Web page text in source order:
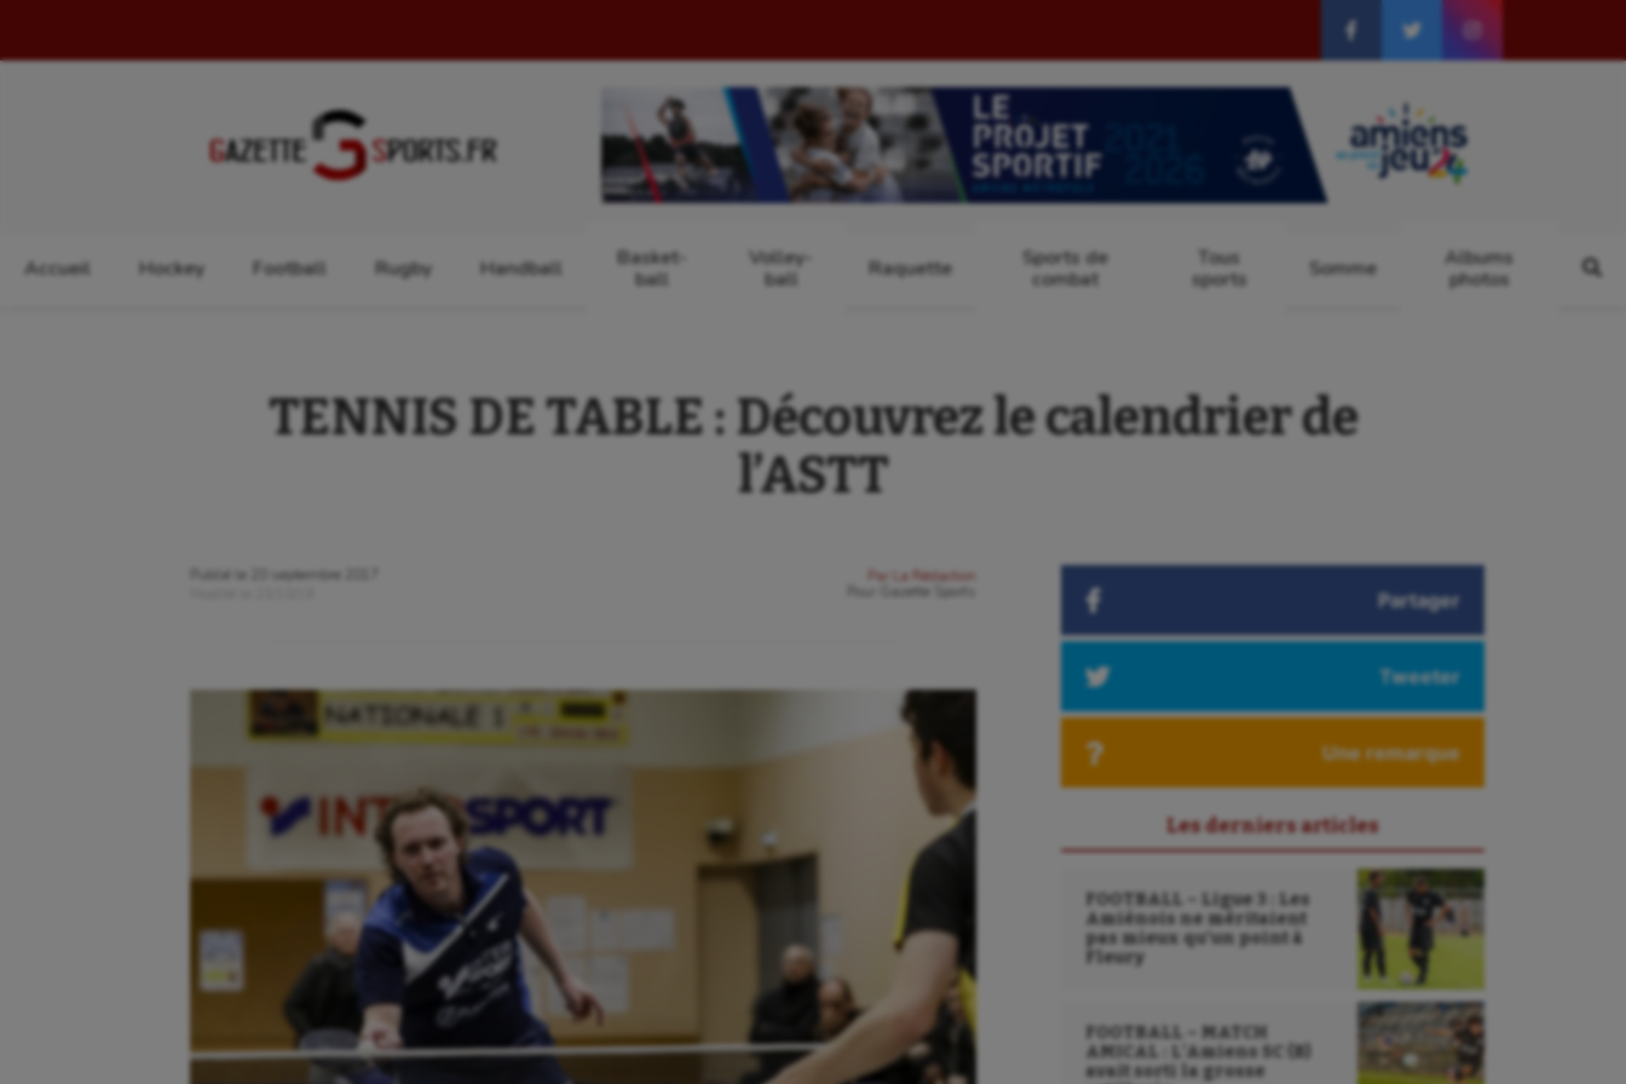
Accueil Hockey Football Rugby Handball
Basket-
ball
Volley-
ball
Raquette
Sports de
combat
Tous
sports
Somme
Albums
photos
TENNIS DE TABLE : Découvrez le calendrier de
l’ASTT
Publié le
20 septembre 2017
Par
La Rédaction
Gazette Sports Partager
Tweeter
Une remarque
Les derniers articles
FOOTBALL – Ligue 3 : Les
Amiénois ne méritaient
pas mieux qu’un point à
Fleury
FOOTBALL – MATCH
AMICAL : L’Amiens SC (B)
avait sorti la grosse